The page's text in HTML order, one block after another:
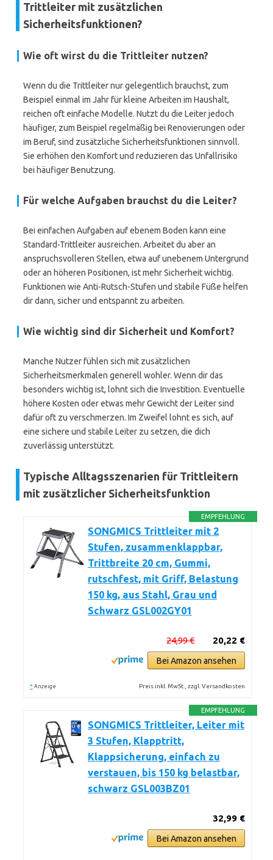
Trittleiter mit zusätzlichen
Sicherheitsfunktionen?
Wie oft wirst du die Trittleiter nutzen?
Wenn du die Trittleiter nur gelegentlich brauchst, zum
Beispiel einmal im Jahr für kleine Arbeiten im Haushalt,
reichen oft einfache Modelle. Nutzt du die Leiter jedoch
häufiger, zum Beispiel regelmäßig bei Renovierungen oder
im Beruf, sind zusätzliche Sicherheitsfunktionen sinnvoll.
Sie erhöhen den Komfort und reduzieren das Unfallrisiko
bei häufiger Benutzung.
Für welche Aufgaben brauchst du die Leiter?
Bei einfachen Aufgaben auf ebenem Boden kann eine
Standard-Trittleiter ausreichen. Arbeitet du aber an
anspruchsvolleren Stellen, etwa auf unebenem Untergrund
oder an höheren Positionen, ist mehr Sicherheit wichtig.
Funktionen wie Anti-Rutsch-Stufen und stabile Füße helfen
dir dann, sicher und entspannt zu arbeiten.
Wie wichtig sind dir Sicherheit und Komfort?
Manche Nutzer fühlen sich mit zusätzlichen
Sicherheitsmerkmalen generell wohler. Wenn dir das
besonders wichtig ist, lohnt sich die Investition. Eventuelle
höhere Kosten oder etwas mehr Gewicht der Leiter sind
dafür oft zu verschmerzen. Im Zweifel lohnt es sich, auf
eine sichere und stabile Leiter zu setzen, die dich
zuverlässig unterstützt.
Typische Alltagsszenarien für Trittleitern
mit zusätzlicher Sicherheitsfunktion
EMPFEHLUNG
SONGMICS Trittleiter mit 2
Stufen, zusammenklappbar,
Trittbreite 20 cm, Gummi,
rutschfest, mit Griff, Belastung
150 kg, aus Stahl, Grau und
Schwarz GSL002GY01
20,22 €
24,99 €
Bei Amazon ansehen
* Anzeige Preis inkl. MwSt., zzgl. Versandkosten
EMPFEHLUNG
SONGMICS Trittleiter, Leiter mit
3 Stufen, Klapptritt,
Klappsicherung, einfach zu
verstauen, bis 150 kg belastbar,
schwarz GSL003BZ01
32,99 €
Bei Amazon ansehen